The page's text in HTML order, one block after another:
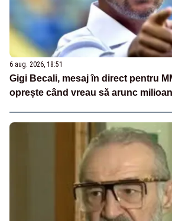
6 aug. 2026, 18:51
Gigi Becali, mesaj în direct pentru
oprește când vreau să arunc